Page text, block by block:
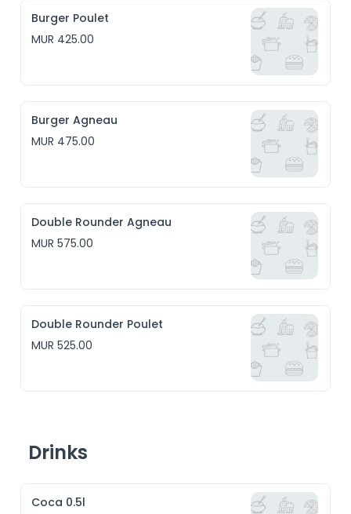
Burger Poulet
MUR 425.00
Burger Agneau
MUR 475.00
Double Rounder Agneau
MUR 575.00
Double Rounder Poulet
MUR 525.00
Drinks
Coca 0.5l